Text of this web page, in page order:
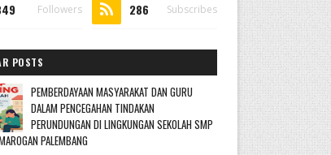
Followers 286 Subscribes
POSTS
PEMBERDAYAAN MASYARAKAT DAN GURU
DALAM PENCEGAHAN TINDAKAN
PERUNDUNGAN DI LINGKUNGAN SEKOLAH SMP
PALEMBANG